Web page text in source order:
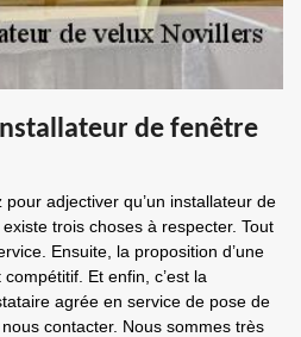
de fenêtre
adjectiver qu’un installateur de
trois choses à respecter. Tout
Ensuite, la proposition d’une
Et enfin, c’est la
agrée en service de pose de
contacter. Nous sommes très